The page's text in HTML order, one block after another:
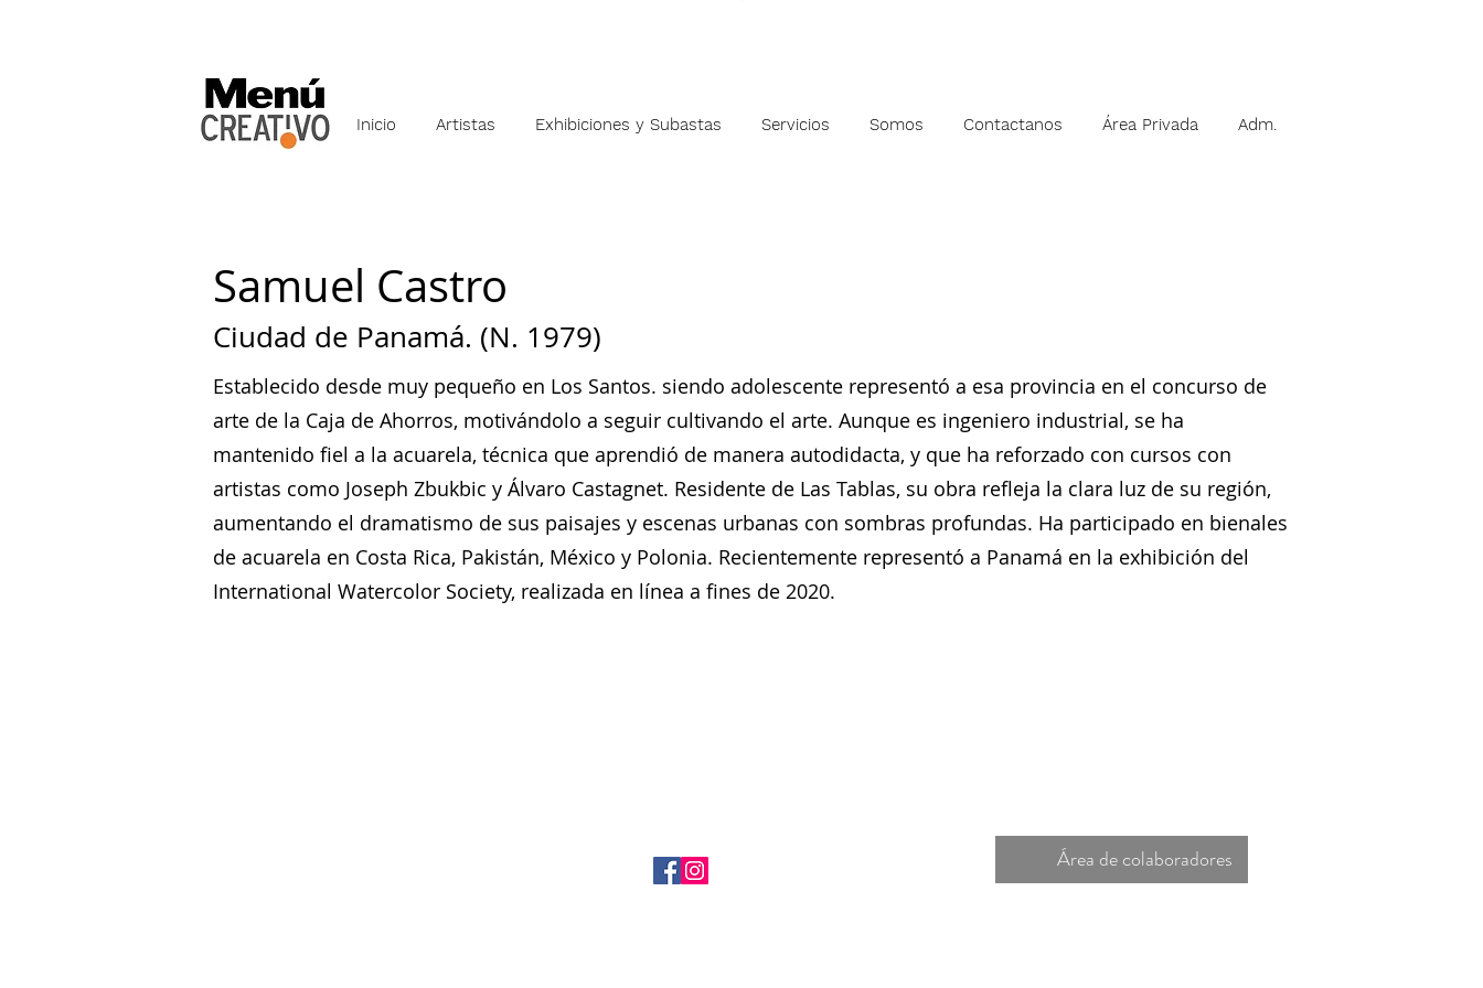
Inicio Artistas Exhibiciones y Subastas Servicios Somos Contactanos Área Privada Adm.
Samuel Castro
Ciudad de Panamá. (N. 1979)
Establecido desde muy pequeño en Los Santos. siendo adolescente representó a esa provincia en el concurso de
arte de la Caja de Ahorros, motivándolo a seguir cultivando el arte. Aunque es ingeniero industrial, se ha
mantenido fiel a la acuarela, técnica que aprendió de manera autodidacta, y que ha reforzado con cursos con
artistas como Joseph Zbukbic y Álvaro Castagnet. Residente de Las Tablas, su obra refleja la clara luz de su región,
aumentando el dramatismo de sus paisajes y escenas urbanas con sombras profundas. Ha participado en bienales
de acuarela en Costa Rica, Pakistán, México y Polonia. Recientemente representó a Panamá en la exhibición del
International Watercolor Society, realizada en línea a fines de 2020.
Área de colaboradores